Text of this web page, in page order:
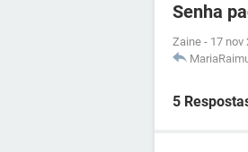
Senha
Zaine - 17 nov
5